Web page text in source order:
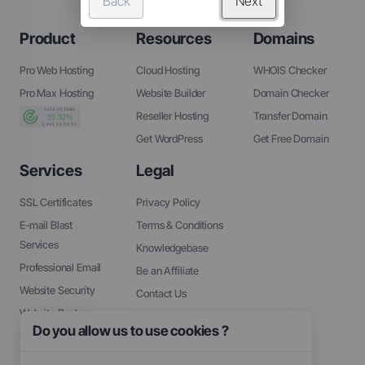
Product
Pro Web Hosting
Pro Max Hosting
Resources
Cloud Hosting
Website Builder
Reseller Hosting
Get WordPress
Domains
WHOIS Checker
Domain Checker
Transfer Domain
Get Free Domain
Services
SSL Certificates
E-mail Blast
Services
Professional Email
Website Security
Website Backup
SEO Tools
Legal
Privacy Policy
Terms & Conditions
Knowledgebase
Be an Affiliate
Contact Us
Do you allow us to use cookies ?